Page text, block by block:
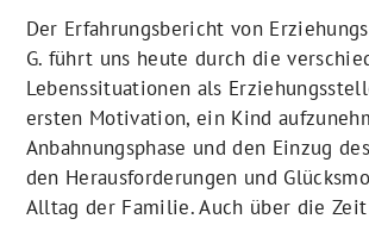
Der Erfahrungsbericht von
G. führt uns heute durch die
Lebenssituationen als
ersten Motivation, ein Kind
Anbahnungsphase und den Einzug
den Herausforderungen und
Alltag der Familie. Auch über die